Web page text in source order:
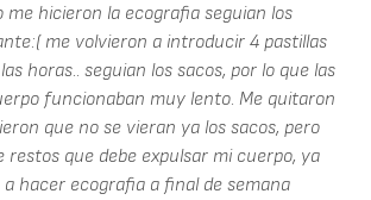
me hicieron la ecografia seguian los
me volvieron a introducir 4 pastillas
horas.. seguian los sacos, por lo que las
funcionaban muy lento. Me quitaron
que no se vieran ya los sacos, pero
restos que debe expulsar mi cuerpo, ya
hacer ecografia a final de semana